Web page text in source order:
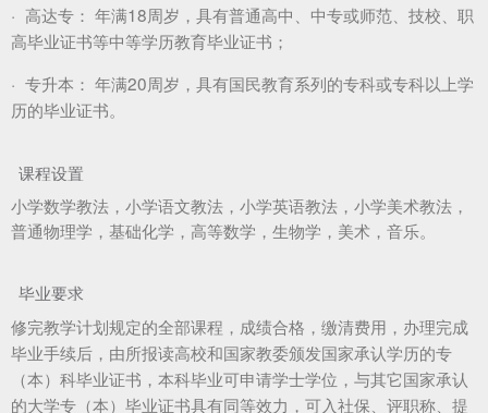
· 高达专： 年满18周岁，具有普通高中、中专或师范、技校、职
高毕业证书等中等学历教育毕业证书；
· 专升本： 年满20周岁，具有国民教育系列的专科或专科以上学
历的毕业证书。
课程设置
小学数学教法，小学语文教法，小学英语教法，小学美术教法，
普通物理学，基础化学，高等数学，生物学，美术，音乐。
毕业要求
修完教学计划规定的全部课程，成绩合格，缴清费用，办理完成
毕业手续后，由所报读高校和国家教委颁发国家承认学历的专
（本）科毕业证书，本科毕业可申请学士学位，与其它国家承认
的大学专（本）毕业证书具有同等效力，可入社保、评职称、提